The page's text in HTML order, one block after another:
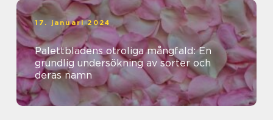
17. januari 2024
Palettbladens otroliga mångfald: En
grundlig undersökning av sorter och
deras namn